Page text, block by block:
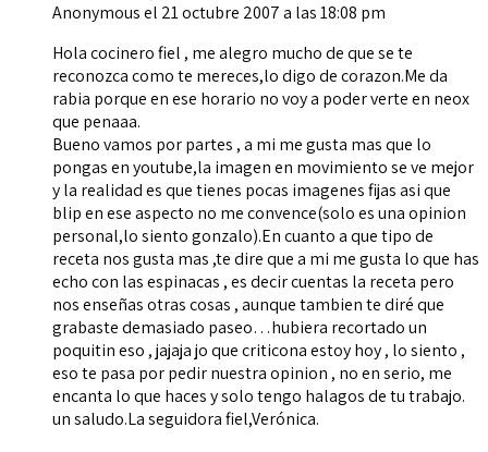
Anonymousel 21 octubre 2007 a las 18:08 pm
Hola cocinero fiel , me alegro mucho de que se te
reconozca como te mereces,lo digo de corazon.Me da
rabia porque en ese horario no voy a poder verte en neox
que penaaa.
Bueno vamos por partes , a mi me gusta mas que lo
pongas en youtube,la imagen en movimiento se ve mejor
y la realidad es que tienes pocas imagenes fijas asi que
blip en ese aspecto no me convence(solo es una opinion
personal,lo siento gonzalo).En cuanto a que tipo de
receta nos gusta mas ,te dire que a mi me gusta lo que has
echo con las espinacas , es decir cuentas la receta pero
nos enseñas otras cosas , aunque tambien te diré que
grabaste demasiado paseo…hubiera recortado un
poquitin eso , jajaja jo que criticona estoy hoy , lo siento ,
eso te pasa por pedir nuestra opinion , no en serio, me
encanta lo que haces y solo tengo halagos de tu trabajo.
un saludo.La seguidora fiel,Verónica.